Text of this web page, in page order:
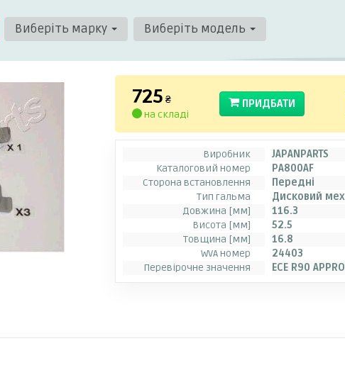
Виберіть марку Виберіть модель
725 ₴
на складі
ПРИДБАТИ
Виробник
JAPANPARTS
Каталоговий номер
PA800AF
Сторона встановлення
Передні
Тип гальма
Дисковий
Довжина [мм]
116.3
Висота [мм]
52.5
Товщина [мм]
16.8
WVA номер
24403
Перевірочне значення
ECE R90